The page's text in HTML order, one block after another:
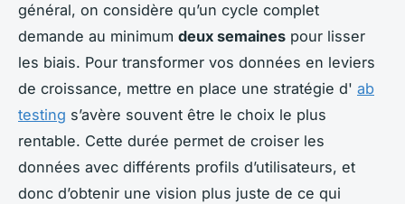
général, on considère qu’un cycle complet
demande au minimum deux semaines pour lisser
les biais. Pour transformer vos données en leviers
de croissance, mettre en place une stratégie d' ab
testing s’avère souvent être le choix le plus
rentable. Cette durée permet de croiser les
données avec différents profils d’utilisateurs, et
donc d’obtenir une vision plus juste de ce qui